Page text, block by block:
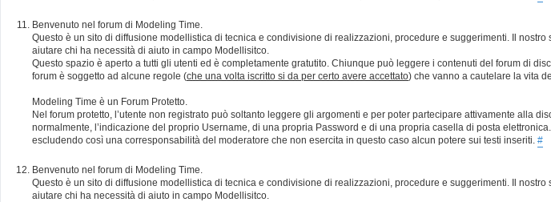
Benvenuto nel forum di Modeling Time.
Questo è un sito di diffusione modellistica di tecnica e condivisione di realizzazioni, procedure e suggerimenti. Il
aiutare chi ha necessità di aiuto in campo Modellisitco.
Questo spazio è aperto a tutti gli utenti ed è completamente gratutito. Chiunque può leggere i contenuti del forum di
forum è soggetto ad alcune regole (che una volta iscritto si da per certo avere accettato) che vanno a cautelare la vita
Modeling Time è un Forum Protetto.
Nel forum protetto, l’utente non registrato può soltanto leggere gli argomenti e per poter partecipare attivamente alla
normalmente, l’indicazione del proprio Username, di una propria Password e di una propria casella di posta
escludendo così una corresponsabilità del moderatore che non esercita in questo caso alcun potere sui testi inseriti. #
Benvenuto nel forum di Modeling Time.
Questo è un sito di diffusione modellistica di tecnica e condivisione di realizzazioni, procedure e suggerimenti. Il
aiutare chi ha necessità di aiuto in campo Modellisitco.